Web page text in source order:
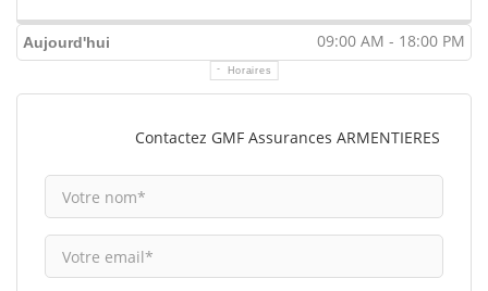
Aujourd'hui 09:00 AM - 18:00 PM
Horaires
Contactez GMF Assurances ARMENTIERES